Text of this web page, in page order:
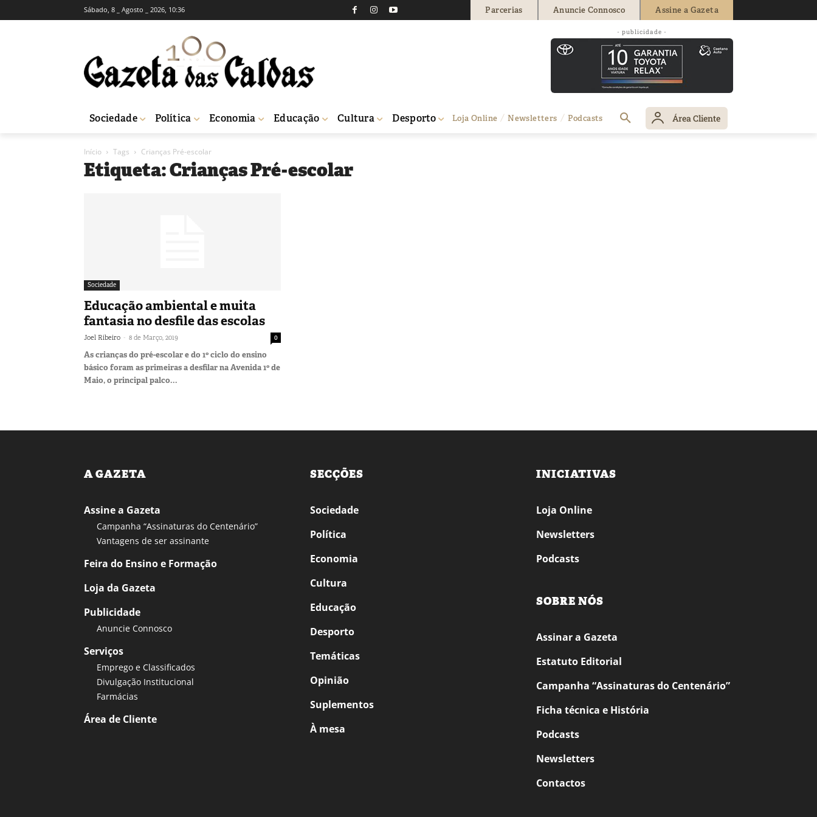
Sábado, 8 _ Agosto _ 2026, 10:36 Parcerias Anuncie Connosco Assine a Gazeta
- publicidade -
Sociedade Política Economia Educação Cultura Desporto Loja Online Newsletters Podcasts Área Cliente
Início Tags Crianças Pré-escolar
Etiqueta: Crianças Pré-escolar
Sociedade
Educação ambiental e muita
fantasia no desfile das escolas
Joel Ribeiro - 8 de Março, 2019 0
As crianças do pré-escolar e do 1º ciclo do ensino
básico foram as primeiras a desfilar na Avenida 1º de
Maio, o principal palco...
A GAZETA
Assine a Gazeta
Campanha “Assinaturas do Centenário”
Vantagens de ser assinante
Feira do Ensino e Formação
Loja da Gazeta
Publicidade
Anuncie Connosco
Serviços
Emprego e Classificados
Divulgação Institucional
Farmácias
Área de Cliente
SECÇÕES
Sociedade
Política
Economia
Cultura
Educação
Desporto
Temáticas
Opinião
Suplementos
À mesa
INICIATIVAS
Loja Online
Newsletters
Podcasts
SOBRE NÓS
Assinar a Gazeta
Estatuto Editorial
Campanha “Assinaturas do Centenário”
Ficha técnica e História
Podcasts
Newsletters
Contactos